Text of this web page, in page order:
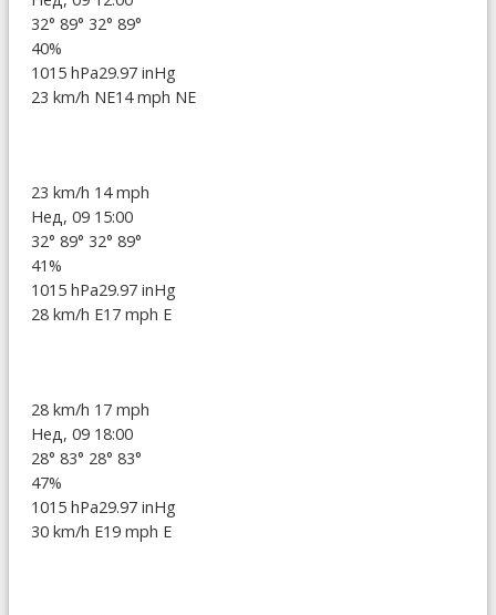
32° 89° 32° 89°
40%
1015 hPa29.97 inHg
23 km/h NE14 mph NE
23 km/h 14 mph
Нед, 09 15:00
32° 89° 32° 89°
41%
1015 hPa29.97 inHg
28 km/h E17 mph E
28 km/h 17 mph
Нед, 09 18:00
28° 83° 28° 83°
47%
1015 hPa29.97 inHg
30 km/h E19 mph E